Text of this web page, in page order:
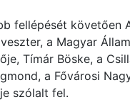
fellépését követően
a Magyar
Tímár Böske, a
a Fővárosi
szólalt fel.